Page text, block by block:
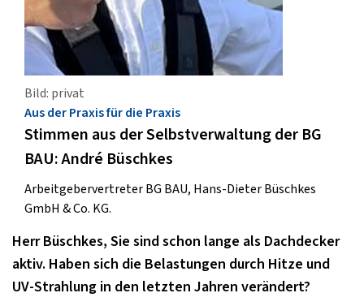
Bild: privat
Aus der Praxis für die Praxis
Stimmen aus der Selbstverwaltung der BG
BAU: André Büschkes
Arbeitgebervertreter BG BAU, Hans-Dieter Büschkes
GmbH & Co. KG.
Herr Büschkes, Sie sind schon lange als Dachdecker
aktiv. Haben sich die Belastungen durch Hitze und
UV-Strahlung in den letzten Jahren verändert?